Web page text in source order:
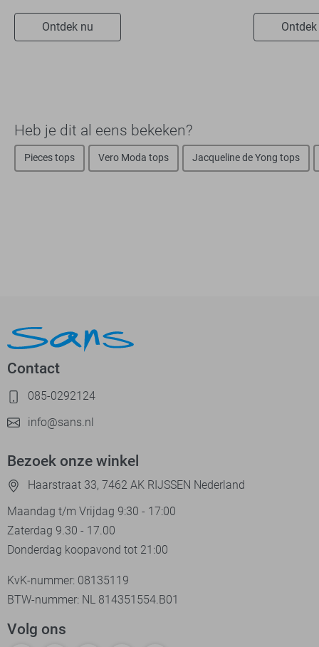
Ontdek nu
Heb je dit al eens bekeken?
Pieces tops Vero Moda tops Jacqueline de Yong tops
Contact
085-0292124
info@sans.nl
Bezoek onze winkel
Haarstraat 33, 7462 AK RIJSSEN Nederland
Maandag t/m Vrijdag 9:30 - 17:00
Zaterdag 9.30 - 17.00
Donderdag koopavond tot 21:00
KvK-nummer: 08135119
BTW-nummer: NL 814351554.B01
Volg ons